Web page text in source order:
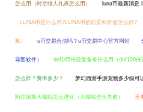
怎么用（时空猎人礼券怎么用） luna币最新消息
LUNA币是什么币?LUNA币的前景和价值怎么样?
执） u币交易合法吗？u币交易中心官方网站
导图软件） dnf105传说装备有什么用（dnf100传
怎么样？费率多少？ 梦幻西游手游宠物多少级可
阿尔宙斯大嘴蝠怎么进化（大嘴蝠进化失败） 王